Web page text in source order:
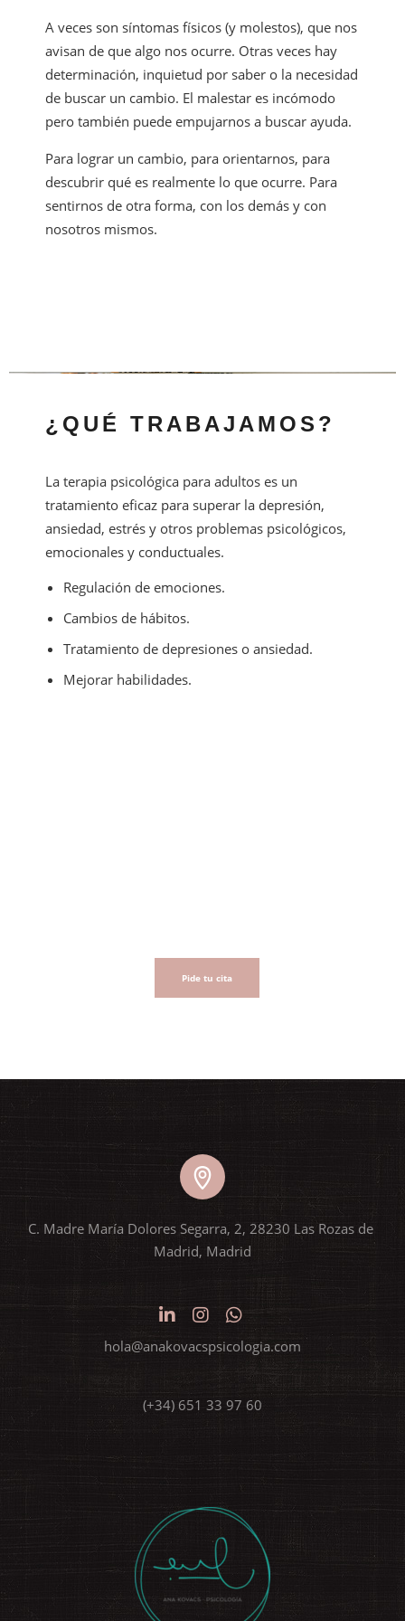
A veces son síntomas físicos (y molestos), que nos
avisan de que algo nos ocurre. Otras veces hay
determinación, inquietud por saber o la necesidad
de buscar un cambio. El malestar es incómodo
pero también puede empujarnos a buscar ayuda.
Para lograr un cambio, para orientarnos, para
descubrir qué es realmente lo que ocurre. Para
sentirnos de otra forma, con los demás y con
nosotros mismos.
¿QUÉ TRABAJAMOS?
La terapia psicológica para adultos es un
tratamiento eficaz para superar la depresión,
ansiedad, estrés y otros problemas psicológicos,
emocionales y conductuales.
Regulación de emociones.
Cambios de hábitos.
Tratamiento de depresiones o ansiedad.
Mejorar habilidades.
Pide tu cita
C. Madre María Dolores Segarra, 2, 28230 Las Rozas de
Madrid, Madrid
hola@anakovacspsicologia.com
(+34) 651 33 97 60